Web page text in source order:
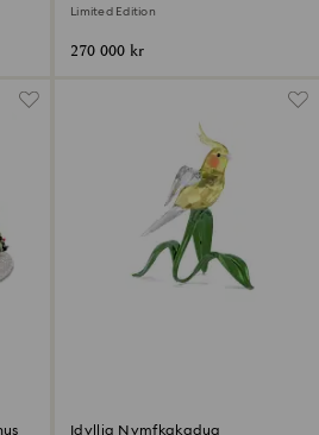
vänner
Limited Edition
270 000 kr
Idyllia Nymfkakadua